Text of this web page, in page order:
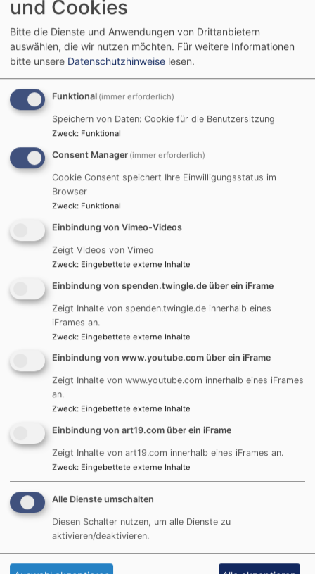
GOSPELMESSE „Mass of
Joy"
Silke Kupper
Einzigartiges
Klangerlebnis in der
die große
Gospelmesse „Mass
Grössler in der
Stadtkirche
Hersbruck
Ralf Grösslers Werk
eint auf einzigartige
klassische
Kirchenmusik mit
Hersbrucker
Joy“ präsentiert die
und Cookies
Bitte die Dienste und Anwendungen von Drittanbietern
auswählen, die wir nutzen möchten. Für weitere Informationen
bitte unsere Datenschutzhinweise lesen.
Funktional (immer erforderlich)
Speichern von Daten: Cookie für die Benutzersitzung
Zweck: Funktional
Consent Manager (immer erforderlich)
Cookie Consent speichert Ihre Einwilligungsstatus im
Browser
Zweck: Funktional
Einbindung von Vimeo-Videos
Zeigt Videos von Vimeo
Zweck: Eingebettete externe Inhalte
Einbindung von spenden.twingle.de über ein iFrame
Zeigt Inhalte von spenden.twingle.de innerhalb eines
iFrames an.
Zweck: Eingebettete externe Inhalte
Einbindung von www.youtube.com über ein iFrame
Zeigt Inhalte von www.youtube.com innerhalb eines iFrames
an.
Zweck: Eingebettete externe Inhalte
Einbindung von art19.com über ein iFrame
Zeigt Inhalte von art19.com innerhalb eines iFrames an.
Zweck: Eingebettete externe Inhalte
Alle Dienste umschalten
Diesen Schalter nutzen, um alle Dienste zu
aktivieren/deaktivieren.